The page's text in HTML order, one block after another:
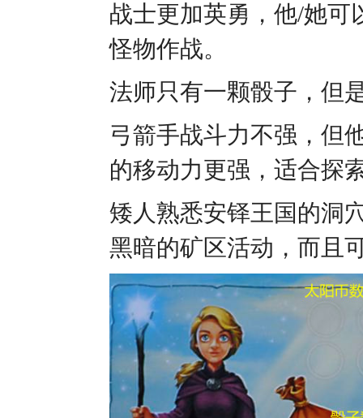
战士更加英勇，他/她可
怪物作战。
法师只有一颗骰子，但
弓箭手战斗力不强，但
的移动力更强，适合探
矮人熟悉安铎王国的洞
黑暗的矿区活动，而且